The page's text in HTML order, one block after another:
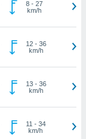
8- 27
km/h
12- 36
km/h
13- 36
km/h
11 - 34
km/h